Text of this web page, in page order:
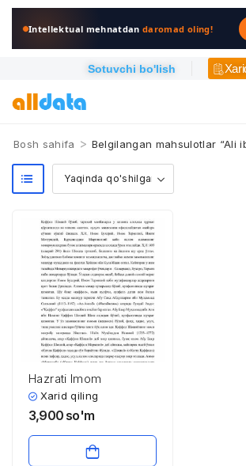
Intellektual mehnatdandaromad oling!
Sotuvchi bo'lish
Bosh sahifa > Belgilangan mahsulotlar “Ali
Hazrati Imom
Xarid qiling
3,900 so'm